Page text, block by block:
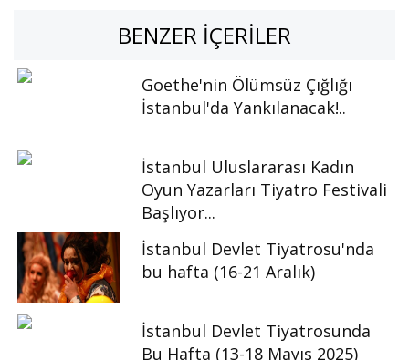
BENZER İÇERILER
Goethe'nin Ölümsüz Çığlığı
İstanbul'da Yankılanacak!..
İstanbul Uluslararası Kadın
Oyun Yazarları Tiyatro Festivali
Başlıyor...
İstanbul Devlet Tiyatrosu'nda
bu hafta (16-21 Aralık)
İstanbul Devlet Tiyatrosunda
Bu Hafta (13-18 Mayıs 2025)